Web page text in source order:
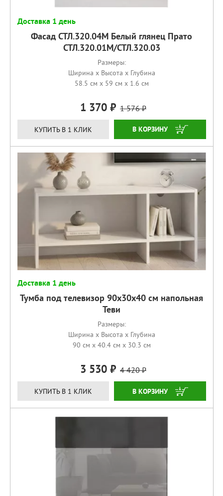
Доставка 1 день
Фасад СТЛ.320.04М Белый глянец Прато
СТЛ.320.01М/СТЛ.320.03
Размеры:
Ширина x Высота x Глубина
58.5 см x 59 см x 1.6 см
1 370 1 576
КУПИТЬ В 1 КЛИК КУПИТЬ
Доставка 1 день
Тумба под телевизор 90х30х40 см напольная
Теви
Размеры:
Ширина x Высота x Глубина
90 см x 40.4 см x 30.3 см
3 530 4 420
КУПИТЬ В 1 КЛИК КУПИТЬ